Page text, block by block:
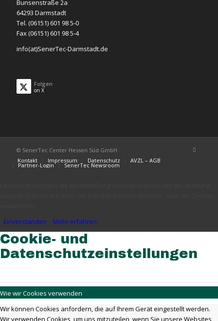
Bunsenstraße 2a
64293 Darmstadt
Tel. (06151) 601 98 5-0
Fax (06151) 601 98 5-4
info(at)SenerTec-Darmstadt.de
Folgen
on X
© SenerTec Center Hessen Süd GmbH
Kontakt
Impressum Datenschutz AVZL – AGB
Partner-Login SenerTec Newsroom
Einverstanden
Mehr erfahren
Cookie- und
Datenschutzeinstellungen
Wie wir Cookies verwenden
Wir können Cookies anfordern, die auf Ihrem Gerät eingestellt werden.
Wir verwenden Cookies, um uns mitzuteilen, wenn Sie unsere Websites